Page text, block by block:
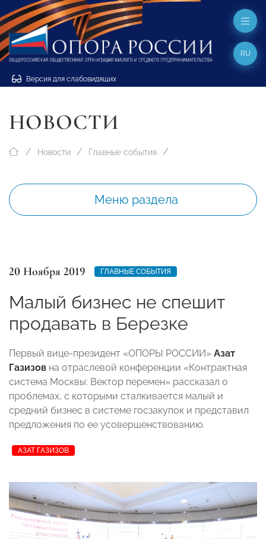
Версия для слабовидящих
RU
НОВОСТИ
Новости Главные события
Меню раздела
20 Ноября 2019 ГЛАВНЫЕ СОБЫТИЯ
Малый бизнес не спешит
продавать в Березке
Первый вице-президент «ОПОРЫ РОССИИ» Азат
Газизов на отраслевой конференции «Контрактная
система Москвы: Вектор перемен» рассказал о
проблемах, с которыми сталкивается малый и
средний бизнес в системе госзакупок и представил
предложения по ее усовершенствованию.
АЗАТ ГАЗИЗОВ